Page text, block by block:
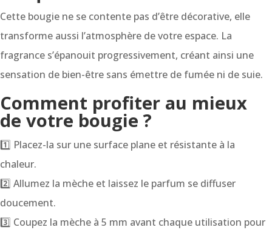
Cette bougie ne se contente pas d’être décorative, elle
transforme aussi l’atmosphère de votre espace. La
fragrance s’épanouit progressivement, créant ainsi une
sensation de bien-être sans émettre de fumée ni de suie.
Comment profiter au mieux
de votre bougie ?
1️⃣ Placez-la sur une surface plane et résistante à la
chaleur.
2️⃣ Allumez la mèche et laissez le parfum se diffuser
doucement.
3️⃣ Coupez la mèche à 5 mm avant chaque utilisation pour